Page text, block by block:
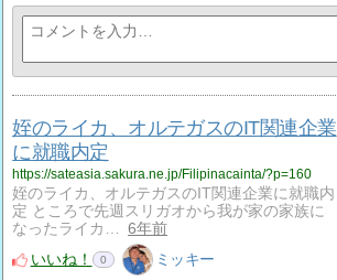
姪のライカ、オルテガスのIT関連企業
に就職内定
https://sateasia.sakura.ne.jp/Filipinacainta/?p=160
姪のライカ、オルテガスのIT関連企業に就職内
定 ところで先週スリガオから我が家の家族に
なったライカ…
6年前
いいね！
0 ミッキー